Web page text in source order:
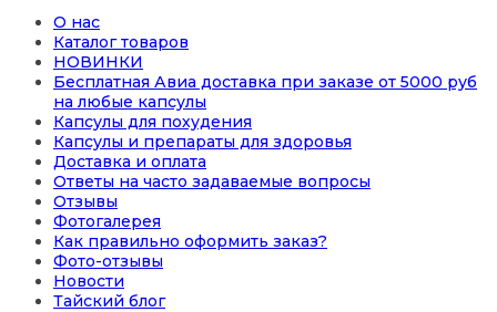
О нас
Каталог товаров
НОВИНКИ
Бесплатная Авиа доставка при заказе от 5000 руб
на любые капсулы
Капсулы для похудения
Капсулы и препараты для здоровья
Доставка и оплата
Ответы на часто задаваемые вопросы
Отзывы
Фотогалерея
Как правильно оформить заказ?
Фото-отзывы
Новости
Тайский блог